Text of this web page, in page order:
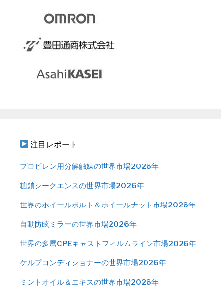
注目レポート
プロピレン用分解触媒の世界市場2026年
糖鎖シークエンスの世界市場2026年
世界のホイールボルト＆ホイールナット市場2026年
自動防眩ミラーの世界市場2026年
世界の多層CPEキャストフィルムライン市場2026年
ケルプコンディショナーの世界市場2026年
ミントオイル＆エキスの世界市場2026年